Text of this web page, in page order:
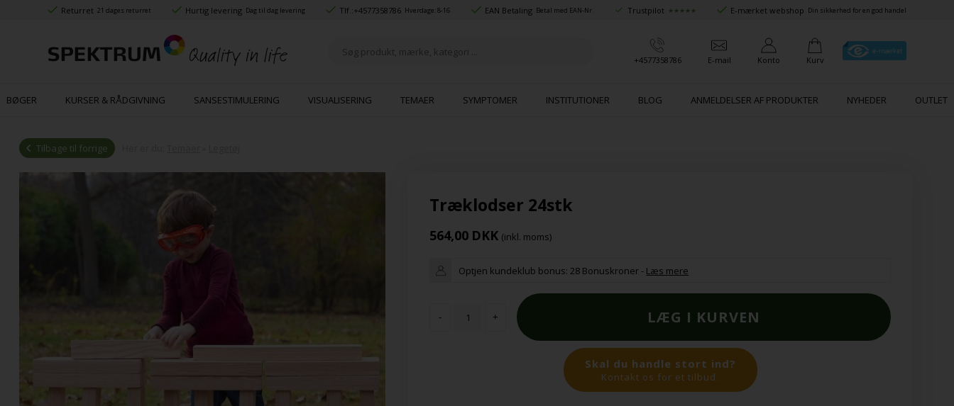
Returret 21 dages returret Hurtig levering Dag til dag levering Tlf.:+4577358786 Hverdage: 8-16 EAN Betaling Betal med EAN-Nr. Trustpilot ★★★★★ E-mærket webshop Din sikkerhed for en god handel
+4577358786 E-mail Konto Kurv
BØGER KURSER & RÅDGIVNING SANSESTIMULERING VISUALISERING TEMAER SYMPTOMER INSTITUTIONER BLOG ANMELDELSER AF PRODUKTER NYHEDER OUTLET
Tilbage til forrige
Træklodser 24stk
564,00 DKK (inkl. moms)
Optjen kundeklub bonus: 28 Bonuskroner - Læs mere
- +
Skal du handle stort ind?
Kontakt os for et tilbud.